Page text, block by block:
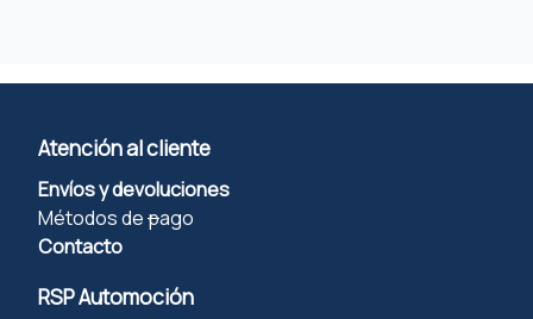
Atención al cliente
Envíos y devoluciones
Métodos depago
Contacto
RSP Automoción